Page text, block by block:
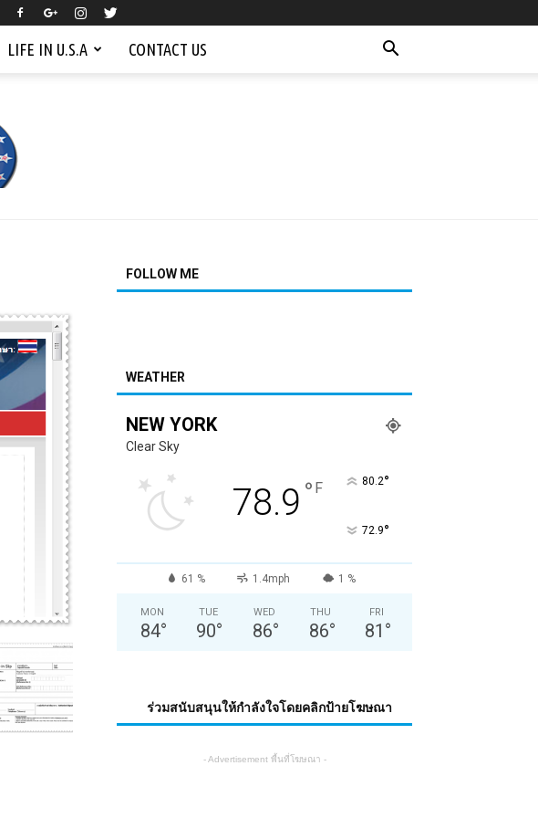
LIFE IN U.S.A CONTACT US
FOLLOW ME
WEATHER
NEW YORK
Clear Sky
78.9 ° F 80.2°
72.9°
61 % 1.4mph 1 %
MON
84°
TUE
90°
WED
86°
THU
86°
FRI
81 °
ร่วมสนับสนุนให้กำลังใจโดยคลิกป้ายโฆษณา
- Advertisement พื้นที่โฆษณา -